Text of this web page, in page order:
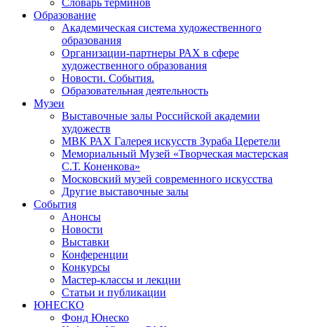
Образование
Академическая система художественного
образования
Организации-партнеры РАХ в сфере
художественного образования
Новости. События.
Образовательная деятельность
Музеи
Выставочные залы Российской академии
художеств
МВК РАХ Галерея искусств Зураба Церетели
Мемориальный Музей «Творческая мастерская
С.Т. Коненкова»
Московский музей современного искусства
Другие выставочные залы
События
Анонсы
Новости
Выставки
Конференции
Конкурсы
Мастер-классы и лекции
Статьи и публикации
ЮНЕСКО
Фонд Юнеско